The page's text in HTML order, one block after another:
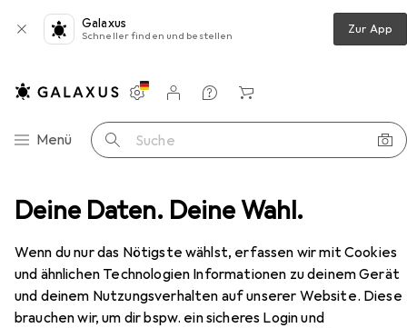
Deine Daten. Deine Wahl.
Wenn du nur das Nötigste wählst, erfassen wir mit Cookies
und ähnlichen Technologien Informationen zu deinem Gerät
und deinem Nutzungsverhalten auf unserer Website. Diese
brauchen wir, um dir bspw. ein sicheres Login und
Galaxus
Schneller finden und bestellen Zur App
Navigation nach Kategorien
Menü Suche
Einstellungen
Kundenkonto
Vergleichslisten
Merklisten
Warenkorb
Dockingstation + USB Hub Icy Box IB-HUB1429-CPD
Icy Box IB-HUB1429-CPD
USB-C, 4 Ports